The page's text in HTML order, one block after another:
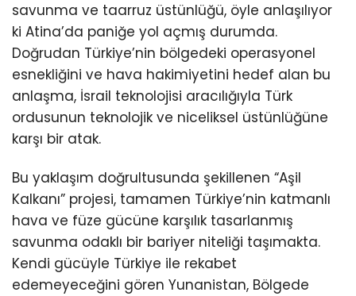
savunma ve taarruz üstünlüğü, öyle anlaşılıyor
ki Atina’da paniğe yol açmış durumda.
Doğrudan Türkiye’nin bölgedeki operasyonel
esnekliğini ve hava hakimiyetini hedef alan bu
anlaşma, İsrail teknolojisi aracılığıyla Türk
ordusunun teknolojik ve niceliksel üstünlüğüne
karşı bir atak.
Bu yaklaşım doğrultusunda şekillenen “Aşil
Kalkanı” projesi, tamamen Türkiye’nin katmanlı
hava ve füze gücüne karşılık tasarlanmış
savunma odaklı bir bariyer niteliği taşımakta.
Kendi gücüyle Türkiye ile rekabet
edemeyeceğini gören Yunanistan, Bölgede